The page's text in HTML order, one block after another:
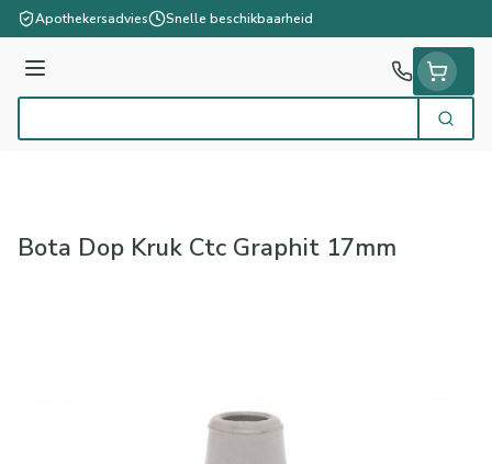
Ga naar de inhoud
Apothekersadvies Snelle beschikbaarheid
Menu
Zoek
Bota Dop Kruk Ctc Graphit 17mm